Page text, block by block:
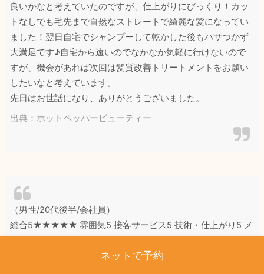
良いかなと考えていたのですが、仕上がりにびっくり！カッ
トなしでも毛先まで自然なストレートで綺麗な髪になってい
ました！翌日自宅でシャンプーして乾かした後もパサつかず
大満足です♪自宅から遠いのでなかなか気軽に行けないので
すが、機会があれば次回は髪質改善トリートメントをお願い
したいなと考えています。
先日はお世話になり、ありがとうございました。
出典： ホットペッパービューティー
（男性/20代後半/会社員）
総合5★★★★★ 雰囲気5 接客サービス5 技術・仕上がり5 メ
パーマ直しをしてもらいました。
ネットで予約